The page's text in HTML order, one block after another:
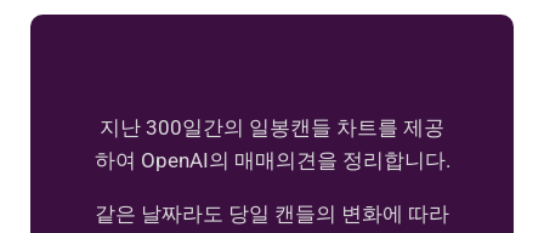
지난 300일간의 일봉캔들 차트를 제공
하여 OpenAI의 매매의견을 정리합니다.
같은 날짜라도 당일 캔들의 변화에 따라